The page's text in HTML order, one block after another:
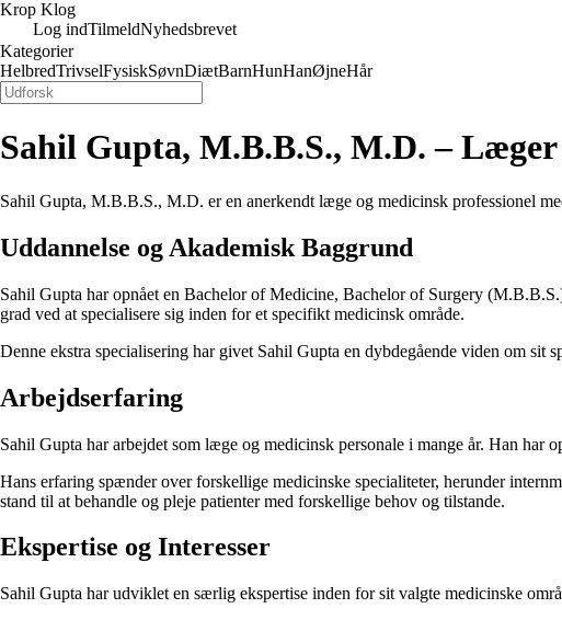
Krop Klog
Log indTilmeldNyhedsbrevet
Kategorier
HelbredTrivselFysiskSøvnDiætBarnHunHanØjneHår
Sahil Gupta, M.B.B.S., M.D. –
Sahil Gupta, M.B.B.S., M.D. er en anerkendt læge og medicinsk professionel
Uddannelse og Akademisk Baggrund
Sahil Gupta har opnået en Bachelor of Medicine, Bachelor of Surgery
grad ved at specialisere sig inden for et specifikt medicinsk område.
Denne ekstra specialisering har givet Sahil Gupta en dybdegående viden om sit
Arbejdserfaring
Sahil Gupta har arbejdet som læge og medicinsk personale i mange år. Han har
Hans erfaring spænder over forskellige medicinske specialiteter, herunder
stand til at behandle og pleje patienter med forskellige behov og tilstande.
Ekspertise og Interesser
Sahil Gupta har udviklet en særlig ekspertise inden for sit valgte medicinske